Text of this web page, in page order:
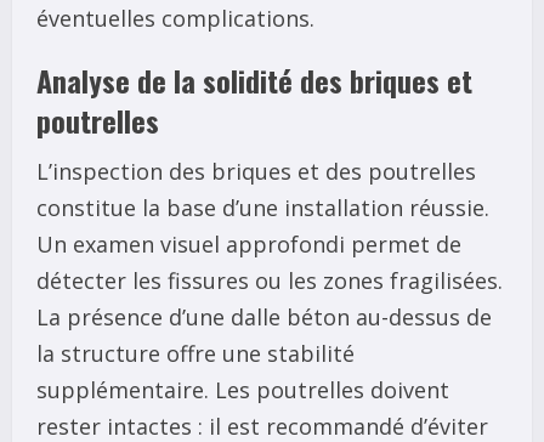
éventuelles complications.
Analyse de la solidité des briques et
poutrelles
L’inspection des briques et des poutrelles
constitue la base d’une installation réussie.
Un examen visuel approfondi permet de
détecter les fissures ou les zones fragilisées.
La présence d’une dalle béton au-dessus de
la structure offre une stabilité
supplémentaire. Les poutrelles doivent
rester intactes : il est recommandé d’éviter